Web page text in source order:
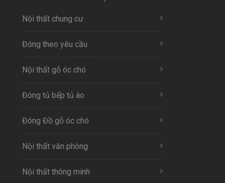
Nội thất chung cư
Đóng theo yêu cầu
Nội thất gỗ óc chó
Đóng tủ bếp tủ áo
Đóng Đồ gỗ óc chó
Nội thất văn phòng
Nội thất thông minh